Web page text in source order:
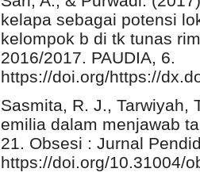
kelapa sebagai potensi
kelompok b di tk tunas
2016/2017. PAUDIA, 6.
https://doi.org/https://
Sasmita, R. J., Tarwiyah,
emilia dalam menjawab
21. Obsesi : Jurnal
https://doi.org/10.31004/